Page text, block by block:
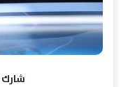
شارك